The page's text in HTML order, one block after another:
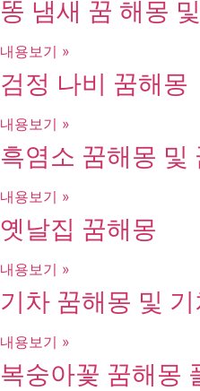
똥 냄새 꿈 해몽
내용보기 »
검정 나비 꿈해몽
내용보기 »
흑염소 꿈해몽 및
내용보기 »
옛날집 꿈해몽
내용보기 »
기차 꿈해몽 및
내용보기 »
복숭아꽃 꿈해몽